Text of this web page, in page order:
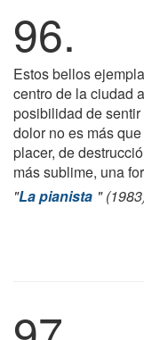
96.
Estos bellos
centro de la ciudad
posibilidad de
dolor no es más
placer, de
más sublime, una
"La pianista "